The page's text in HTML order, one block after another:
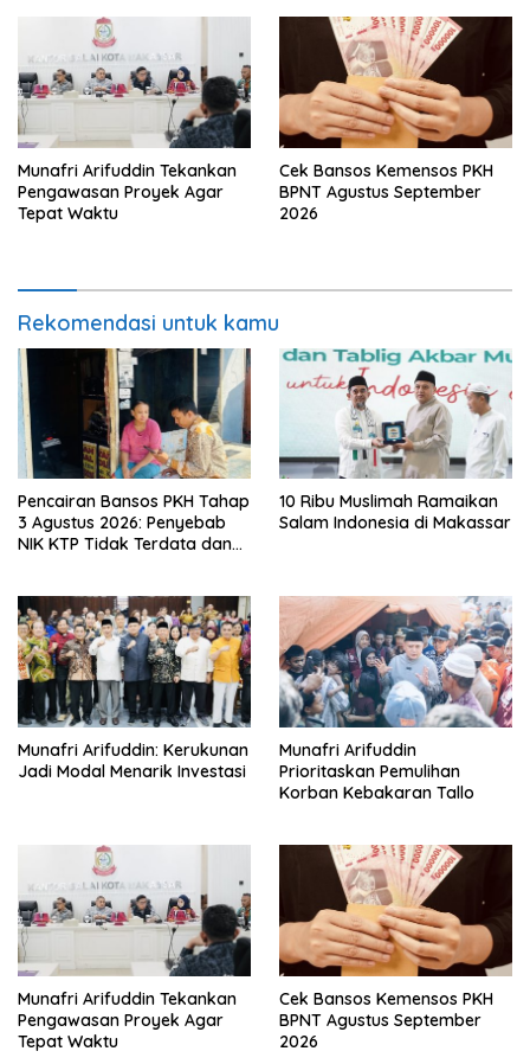
Munafri Arifuddin Tekankan
Pengawasan Proyek Agar
Tepat Waktu
Cek Bansos Kemensos PKH
BPNT Agustus September
2026
Rekomendasi untuk kamu
Pencairan Bansos PKH Tahap
3 Agustus 2026: Penyebab
NIK KTP Tidak Terdata dan
10 Ribu Muslimah Ramaikan
Salam Indonesia di Makassar
Munafri Arifuddin: Kerukunan
Jadi Modal Menarik Investasi
Munafri Arifuddin
Prioritaskan Pemulihan
Korban Kebakaran Tallo
Munafri Arifuddin Tekankan
Pengawasan Proyek Agar
Tepat Waktu
Cek Bansos Kemensos PKH
BPNT Agustus September
2026